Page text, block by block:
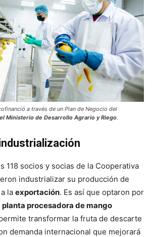
a través de un Plan de Negocio del
Ministerio de Desarrollo Agrario y Riego.
118 socios y socias de la Cooperativa
industrializar su producción de
la exportación. Es así que optaron por
planta procesadora de mango
transformar la fruta de descarte
demanda internacional que mejorará